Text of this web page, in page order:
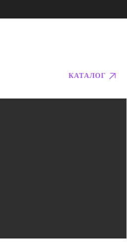
КАТАЛОГ